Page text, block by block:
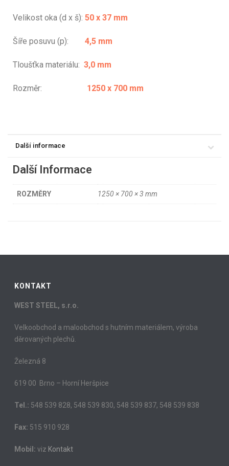
Velikost oka (d x š): 50 x 37 mm
Šíře posuvu (p): 4,5 mm
Tloušťka materiálu: 3,0 mm
Rozměr: 1250 x 700 mm
Další informace
Další Informace
ROZMĚRY 1250 × 700 × 3 mm
KONTAKT
WEST STEEL, s.r.o.
Velkoobchod a maloobchod s hutním materiálem, výroba
děrovaných plechů.
Železná 8
619 00 Brno – Horní Heršpice
Tel.: 548 539 828, 548 539 830, 548 539 837, 548 539 838
Fax: 515 910 928
Mobil: viz Kontakt